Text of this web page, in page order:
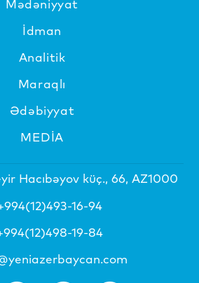
Mədəniyyat
İdman
Analitik
Maraqlı
Ədəbiyyat
MEDİA
Hacıbəyov küç., 66, AZ1000
16-94
19-84